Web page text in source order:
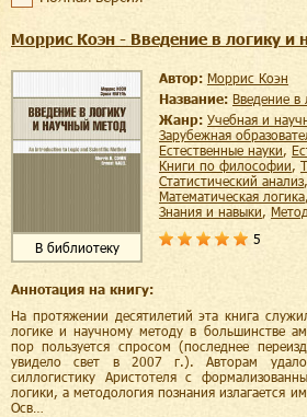
Моррис Коэн - Введение в логику и
В библиотеку
Автор:
Моррис Коэн
Название:
Введение
Жанр:
учебная и
зарубежная
естественные науки,
книги по философии,
статистический анализ,
математическая логика,
знания и навыки,
5
Аннотация на книгу:
На протяжении десятилетий эта книга
логике и научному методу в большинстве
пор пользуется спросом (последнее
увидело свет в 2007 г.). Авторам
силлогистику Аристотеля с
логики, а методология познания излагается
Осв…